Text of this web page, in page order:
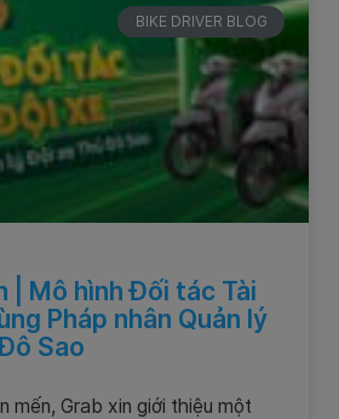
BIKE DRIVER BLOG
| Mô hình Đối tác Tài
Pháp nhân Quản lý
Sao
mến, Grab xin giới thiệu một